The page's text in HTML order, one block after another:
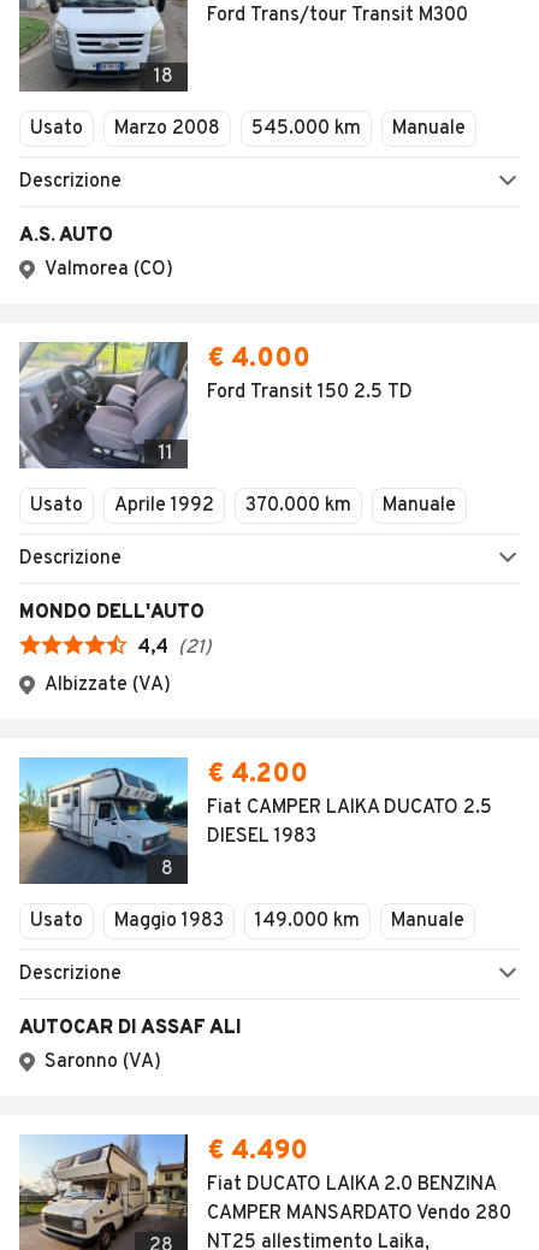
18
Ford Trans/tour Transit M300
Usato Marzo 2008 545.000 km Manuale
Descrizione
A.S. AUTO
Valmorea (CO)
11
€ 4.000
Ford Transit 150 2.5 TD
Usato Aprile 1992 370.000 km Manuale
Descrizione
MONDO DELL'AUTO
4,4 (21)
Albizzate (VA)
8
€ 4.200
Fiat CAMPER LAIKA DUCATO 2.5
DIESEL 1983
Usato Maggio 1983 149.000 km Manuale
Descrizione
AUTOCAR DI ASSAF ALI
Saronno (VA)
€ 4.490
Fiat DUCATO LAIKA 2.0 BENZINA
CAMPER MANSARDATO Vendo 280
NT25 allestimento Laika,